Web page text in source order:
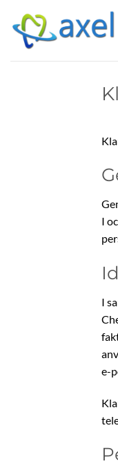
content
I
I
e-